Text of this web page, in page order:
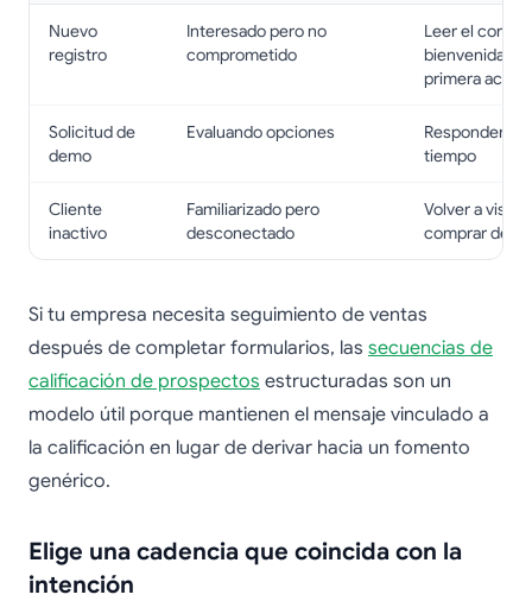
Nuevo
registro
Interesado pero no
comprometido
Leer el correo
bienvenida y
primera
Solicitud de
demo
Evaluando opciones
Responder o
tiempo
Cliente
inactivo
Familiarizado pero
desconectado
Volver a
comprar de
Si tu empresa necesita seguimiento de ventas
después de completar formularios, las secuencias de
calificación de prospectos estructuradas son un
modelo útil porque mantienen el mensaje vinculado a
la calificación en lugar de derivar hacia un fomento
genérico.
Elige una cadencia que coincida con la
intención